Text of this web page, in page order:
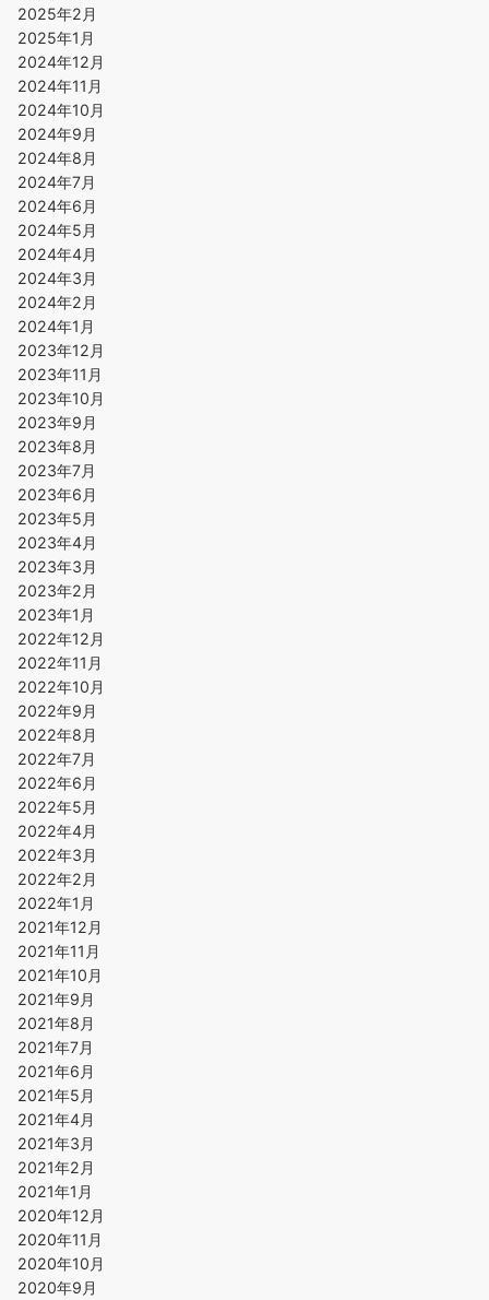
2025年2月
2025年1月
2024年12月
2024年11月
2024年10月
2024年9月
2024年8月
2024年7月
2024年6月
2024年5月
2024年4月
2024年3月
2024年2月
2024年1月
2023年12月
2023年11月
2023年10月
2023年9月
2023年8月
2023年7月
2023年6月
2023年5月
2023年4月
2023年3月
2023年2月
2023年1月
2022年12月
2022年11月
2022年10月
2022年9月
2022年8月
2022年7月
2022年6月
2022年5月
2022年4月
2022年3月
2022年2月
2022年1月
2021年12月
2021年11月
2021年10月
2021年9月
2021年8月
2021年7月
2021年6月
2021年5月
2021年4月
2021年3月
2021年2月
2021年1月
2020年12月
2020年11月
2020年10月
2020年9月